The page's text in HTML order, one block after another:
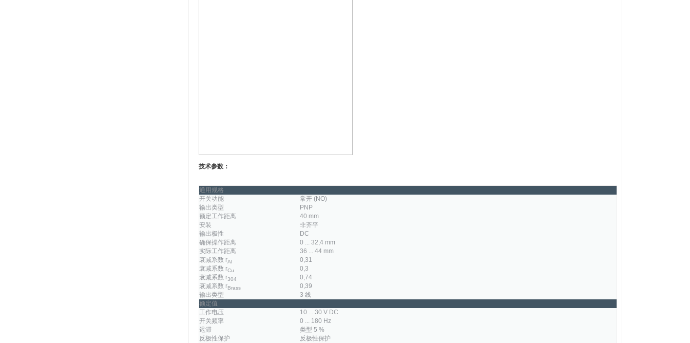
技术参数：
通用规格
开关功能
常开 (NO)
输出类型
PNP
额定工作距离
40 mm
安装
非齐平
输出极性
DC
确保操作距离
0 ... 32,4 mm
实际工作距离
36 ... 44 mm
衰减系数 rAl
0,31
衰减系数 rCu
0,3
衰减系数 r304
0,74
衰减系数 rBrass
0,39
输出类型
3 线
额定值
工作电压
10 ... 30 V DC
开关频率
0 ... 180 Hz
迟滞
类型 5 %
反极性保护
反极性保护